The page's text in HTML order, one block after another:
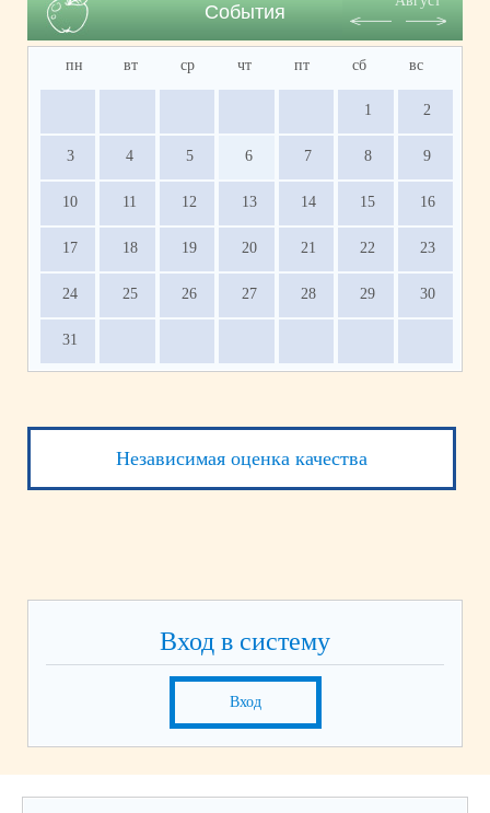
События
пн вт ср чт пт сб вс
1 2
3 4 5 6 7 8 9
10 11 12 13 14 15 16
17 18 19 20 21 22 23
24 25 26 27 28 29 30
31
Независимая оценка качества
Вход в систему
Вход